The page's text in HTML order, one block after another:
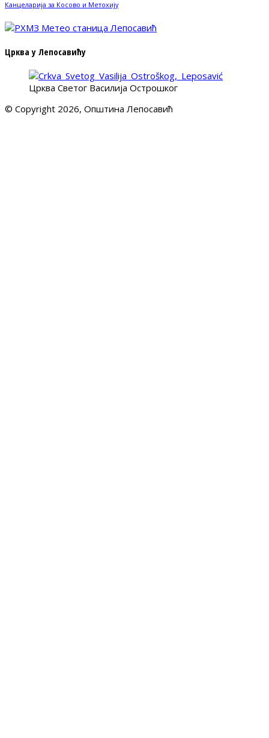
Канцеларија за Косово и Метохију
Црква у Лепосавићу
Црква Светог Василија Острошког
© Copyright 2026, Општина Лепосавић